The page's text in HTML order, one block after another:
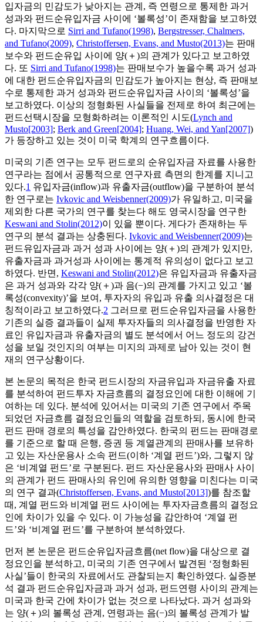
입자금의 민감도가 낮아지는 관계, 즉 연령으로 통제한 과거
성과와 펀드순유입자금 사이에 ‘볼록성’이 존재함을 보고하였
다. 마지막으로 Sirri and Tufano(1998), Bergstresser, Chalmers,
and Tufano(2009), Christoffersen, Evans, and Musto(2013)는 판매
보수와 펀드순유입 사이에 양(＋)의 관계가 있다고 보고하였
다. 또 Sirri and Tufano(1998)는 판매보수가 높을수록 과거 성과
에 대한 펀드순유입자금의 민감도가 높아지는 현상, 즉 판매보
수로 통제한 과거 성과와 펀드순유입자금 사이의 ‘볼록성’을
보고하였다. 이상의 정형화된 사실들을 전제로 하여 최근에는
펀드선택시장을 모형화하려는 이론적인 시도(Lynch and
Musto[2003]; Berk and Green[2004]; Huang, Wei, and Yan[2007])
가 등장하고 있는 것이 미국 학계의 연구흐름이다.
미국의 기존 연구는 모두 펀드로의 순유입자금 자료를 사용한
연구라는 점에서 공통적으로 연구자료 측면의 한계를 지니고
있다.1 유입자금(inflow)과 유출자금(outflow)을 구분하여 분석
한 연구로는 Ivkovic and Weisbenner(2009)가 유일하고, 미국을
제외한 다른 국가의 연구를 찾는다 해도 영국시장을 연구한
Keswani and Stolin(2012)이 있을 뿐이다. 게다가 존재하는 두
연구의 분석 결과는 상충된다. Ivkovic and Weisbenner(2009)는
펀드유입자금과 과거 성과 사이에는 양(＋)의 관계가 있지만,
유출자금과 과거성과 사이에는 통계적 유의성이 없다고 보고
하였다. 반면, Keswani and Stolin(2012)은 유입자금과 유출자금
은 과거 성과와 각각 양(＋)과 음(−)의 관계를 가지고 있고 ‘볼
록성(convexity)’을 보여, 투자자의 유입과 유출 의사결정은 대
칭적이라고 보고하였다.2 그러므로 펀드순유입자금을 사용한
기존의 실증 결과들이 실제 투자자들의 의사결정을 반영한 자
료인 유입자금과 유출자금의 별도 분석에서 어느 정도의 강건
성을 보일 것인지의 여부는 미지의 과제로 남아 있는 것이 현
재의 연구상황이다.
본 논문의 목적은 한국 펀드시장의 자금유입과 자금유출 자료
를 분석하여 펀드투자 자금흐름의 결정요인에 대한 이해에 기
여하는 데 있다. 분석에 있어서는 미국의 기존 연구에서 주목
되었던 자금흐름 결정요인들의 역할을 검토하되, 동시에 한국
펀드 판매 경로의 특성을 감안하였다. 한국의 펀드는 판매경로
를 기준으로 할 때 은행, 증권 등 계열관계의 판매사를 보유하
고 있는 자산운용사 소속 펀드(이하 ‘계열 펀드’)와, 그렇지 않
은 ‘비계열 펀드’로 구분된다. 펀드 자산운용사와 판매사 사이
의 관계가 펀드 판매사의 유인에 유의한 영향을 미친다는 미국
의 연구 결과(Christoffersen, Evans, and Musto[2013])를 참조할
때, 계열 펀드와 비계열 펀드 사이에는 투자자금흐름의 결정요
인에 차이가 있을 수 있다. 이 가능성을 감안하여 ‘계열 펀
드’와 ‘비계열 펀드’를 구분하여 분석하였다.
먼저 본 논문은 펀드순유입자금흐름(net flow)을 대상으로 결
정요인을 분석하고, 미국의 기존 연구에서 발견된 ‘정형화된
사실’들이 한국의 자료에서도 관찰되는지 확인하였다. 실증분
석 결과 펀드순유입자금과 과거 성과, 펀드연령 사이의 관계는
미국과 한국 간에 차이가 없는 것으로 나타났다. 과거 성과와
는 양(＋)의 볼록성 관계, 연령과는 음(−)의 볼록성 관계가 발